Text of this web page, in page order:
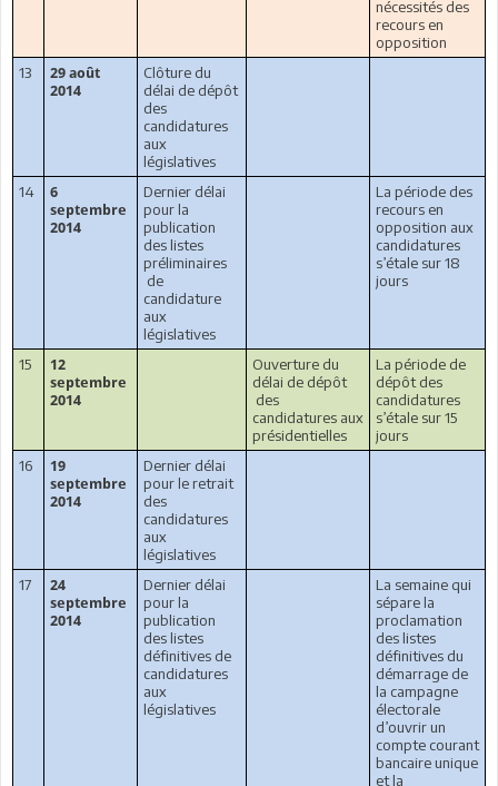
nécessités des
recours en
opposition
13
29 août
2014
Clôture du
délai de dépôt
des
candidatures
aux
législatives
14
6
septembre
2014
Dernier délai
pour la
publication
des listes
préliminaires
de
candidature
aux
législatives
La période des
recours en
opposition aux
candidatures
s’étale sur 18
jours
15
12
septembre
2014
Ouverture du
délai de dépôt
des
candidatures aux
présidentielles
La période de
dépôt des
candidatures
s’étale sur 15
jours
16
19
septembre
2014
Dernier délai
pour le retrait
des
candidatures
aux
législatives
17
24
septembre
2014
Dernier délai
pour la
publication
des listes
définitives de
candidatures
aux
législatives
La semaine qui
sépare la
proclamation
des listes
définitives du
démarrage de
la campagne
électorale
d’ouvrir un
compte courant
bancaire unique
et la